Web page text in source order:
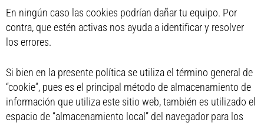
En ningún caso las cookies podrían dañar tu equipo. Por
contra, que estén activas nos ayuda a identificar y resolver
los errores.
Si bien en la presente política se utiliza el término general de
“cookie”, pues es el principal método de almacenamiento de
información que utiliza este sitio web, también es utilizado el
espacio de “almacenamiento local” del navegador para los